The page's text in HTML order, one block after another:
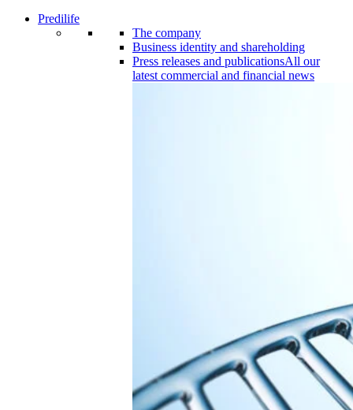
Predilife
The company
Business identity and shareholding
Press releases and publicationsAll our
latest commercial and financial news